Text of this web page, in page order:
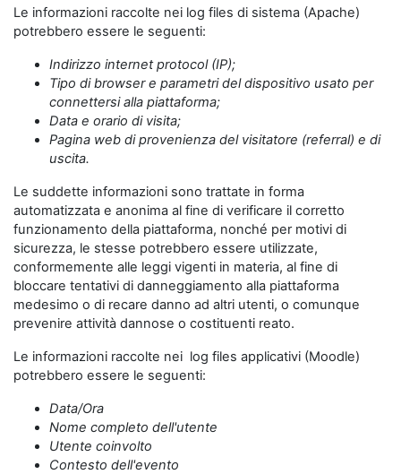
Le informazioni raccolte nei log files di sistema (Apache)
potrebbero essere le seguenti:
Indirizzo internet protocol (IP);
Tipo di browser e parametri del dispositivo usato per
connettersi alla piattaforma;
Data e orario di visita;
Pagina web di provenienza del visitatore (referral) e di
uscita.
Le suddette informazioni sono trattate in forma
automatizzata e anonima al fine di verificare il corretto
funzionamento della piattaforma, nonché per motivi di
sicurezza, le stesse potrebbero essere utilizzate,
conformemente alle leggi vigenti in materia, al fine di
bloccare tentativi di danneggiamento alla piattaforma
medesimo o di recare danno ad altri utenti, o comunque
prevenire attività dannose o costituenti reato.
Le informazioni raccolte nei log files applicativi (Moodle)
potrebbero essere le seguenti:
Data/Ora
Nome completo dell'utente
Utente coinvolto
Contesto dell'evento